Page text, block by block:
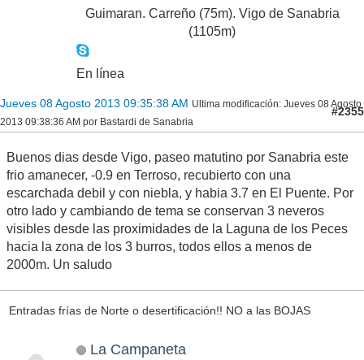
Guimaran. Carreño (75m). Vigo de Sanabria
(1105m)
En línea
Jueves 08 Agosto 2013 09:35:38 AM Ultima modificación: Jueves 08 Agosto
2013 09:38:36 AM por Bastardi de Sanabria
#2355
Buenos dias desde Vigo, paseo matutino por Sanabria este
frio amanecer, -0.9 en Terroso, recubierto con una
escarchada debil y con niebla, y habia 3.7 en El Puente. Por
otro lado y cambiando de tema se conservan 3 neveros
visibles desde las proximidades de la Laguna de los Peces
hacia la zona de los 3 burros, todos ellos a menos de
2000m. Un saludo
Entradas frías de Norte o desertificación!! NO a las BOJAS
La Campaneta